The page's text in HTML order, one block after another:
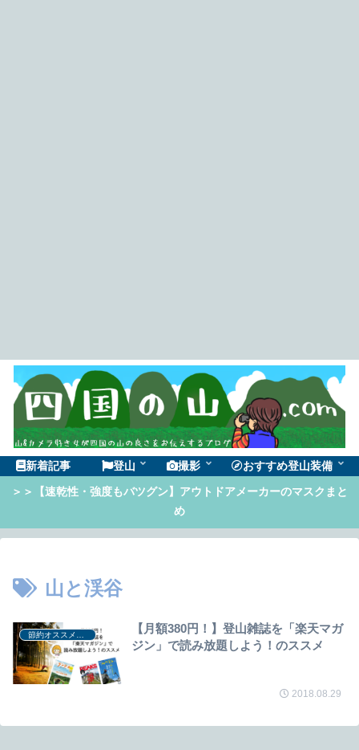
新着記事 登山 撮影 おすすめ登山装備
＞＞【速乾性・強度もバツグン】アウトドアメーカーのマスクまと
め
山と渓谷
【月額380円！】登山雑誌を「楽天マガ
ジン」で読み放題しよう！のススメ
2018.08.29